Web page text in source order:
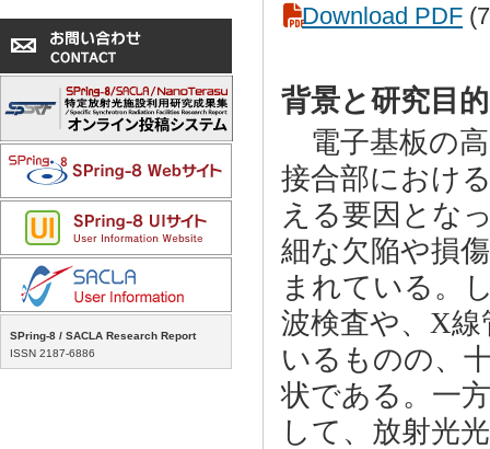
SPring-8 / SACLA Research Report
ISSN 2187-6886
Download PDF
背景と研究目
電子基板の
接合部におけ
える要因とな
細な欠陥や損
まれている。
波検査や、X
いるものの、
状である。一
して、放射光